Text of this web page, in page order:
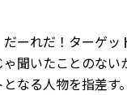
ーれだ！ターゲッ
聞いたことのない
なる人物を指差す。